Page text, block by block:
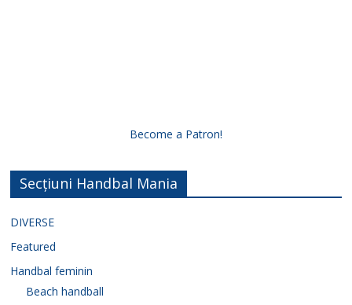
Become a Patron!
Secțiuni Handbal Mania
DIVERSE
Featured
Handbal feminin
Beach handball